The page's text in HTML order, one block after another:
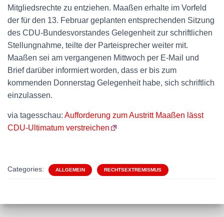
Mitgliedsrechte zu entziehen. Maaßen erhalte im Vorfeld
der für den 13. Februar geplanten entsprechenden Sitzung
des CDU-Bundesvorstandes Gelegenheit zur schriftlichen
Stellungnahme, teilte der Parteisprecher weiter mit.
Maaßen sei am vergangenen Mittwoch per E-Mail und
Brief darüber informiert worden, dass er bis zum
kommenden Donnerstag Gelegenheit habe, sich schriftlich
einzulassen.
via tagesschau: Aufforderung zum Austritt Maaßen lässt
CDU-Ultimatum verstreichen
Categories: ALLGEMEIN RECHTSEXTREMISMUS